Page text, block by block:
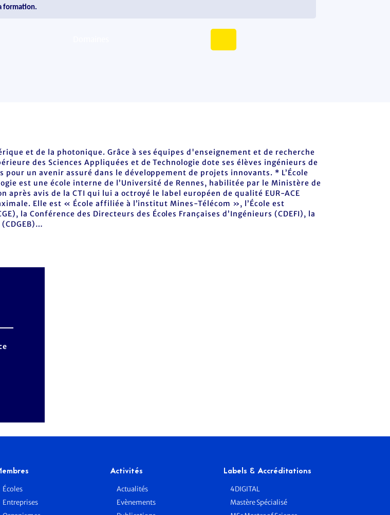
et de la photonique. Grâce à ses équipes d'enseignement et de recherche
des Sciences Appliquées et de Technologie dote ses élèves ingénieurs de
un avenir assuré dans le développement de projets innovants. * L’École
est une école interne de l’Université de Rennes, habilitée par le Ministère de
après avis de la CTI qui lui a octroyé le label européen de qualité EUR-ACE
Elle est « École affiliée à l’institut Mines-Télécom », l’École est
la Conférence des Directeurs des Écoles Françaises d’Ingénieurs (CDEFI), la
Écoles
Entreprises
Activités
Actualités
Evènements
Labels & Accréditations
4DIGITAL
Mastère Spécialisé